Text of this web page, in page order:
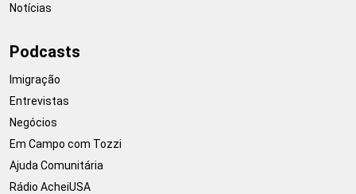
Notícias
Podcasts
Imigração
Entrevistas
Negócios
Em Campo com Tozzi
Ajuda Comunitária
Rádio AcheiUSA